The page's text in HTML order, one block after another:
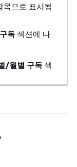
목으로 표시됩
독 섹션에 나
/월별 구독섹